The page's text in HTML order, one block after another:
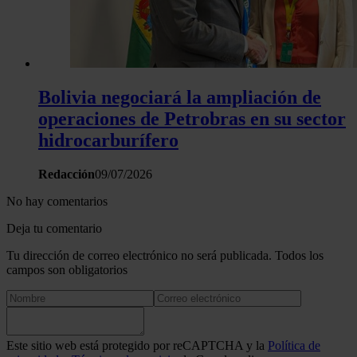
sitio web con nuestros partners de redes sociales,
análisis web, quienes pueden combinarla con otra
haya proporcionado o que hayan recopilado a partir del uso
hecho de sus servicios.
Bolivia negociará la ampliación de
operaciones de Petrobras en su sector
hidrocarburífero
Redacción09/07/2026
No hay comentarios
Deja tu comentario
Tu dirección de correo electrónico no será publicada. Todos los
campos son obligatorios
Este sitio web está protegido por reCAPTCHA y la Política de